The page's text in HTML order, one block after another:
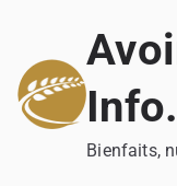
contenu
Bienfaits,